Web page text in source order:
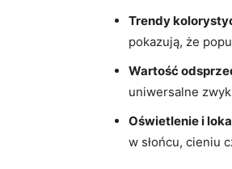
Trendy
pokazują, że
Wartość
uniwersalne
Oświetlenie i
w słońcu, cieniu